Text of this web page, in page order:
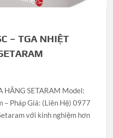
– TGA NHIỆT
HÃNG SETARAM Model:
– Pháp Giá: (Liên Hệ) 0977
với kinh nghiệm hơn